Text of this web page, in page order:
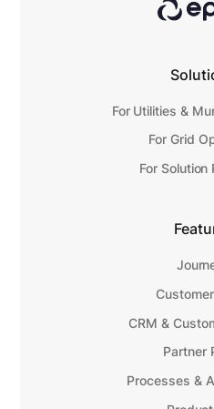
For Utilities &
For Grid
For Solution
CRM &
Partner
Processes &